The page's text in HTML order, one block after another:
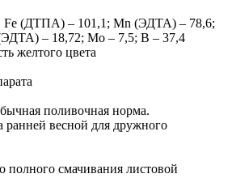
Fe (ДТПА) – 101,1; Mn (ЭДТА) – 78,6;
– 18,72; Mo – 7,5; B – 37,4
желтого цвета
поливочная норма.
весной для дружного
смачивания листовой